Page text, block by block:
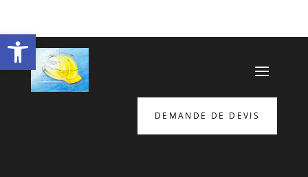
DEMANDE DE DEVIS
Ouvrir la barre d’outils